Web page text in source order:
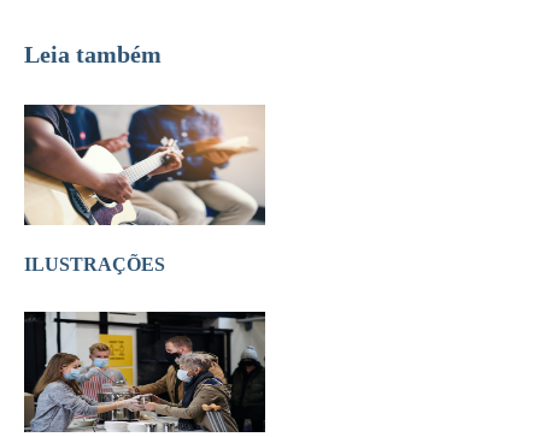
Leia também
ILUSTRAÇÕES